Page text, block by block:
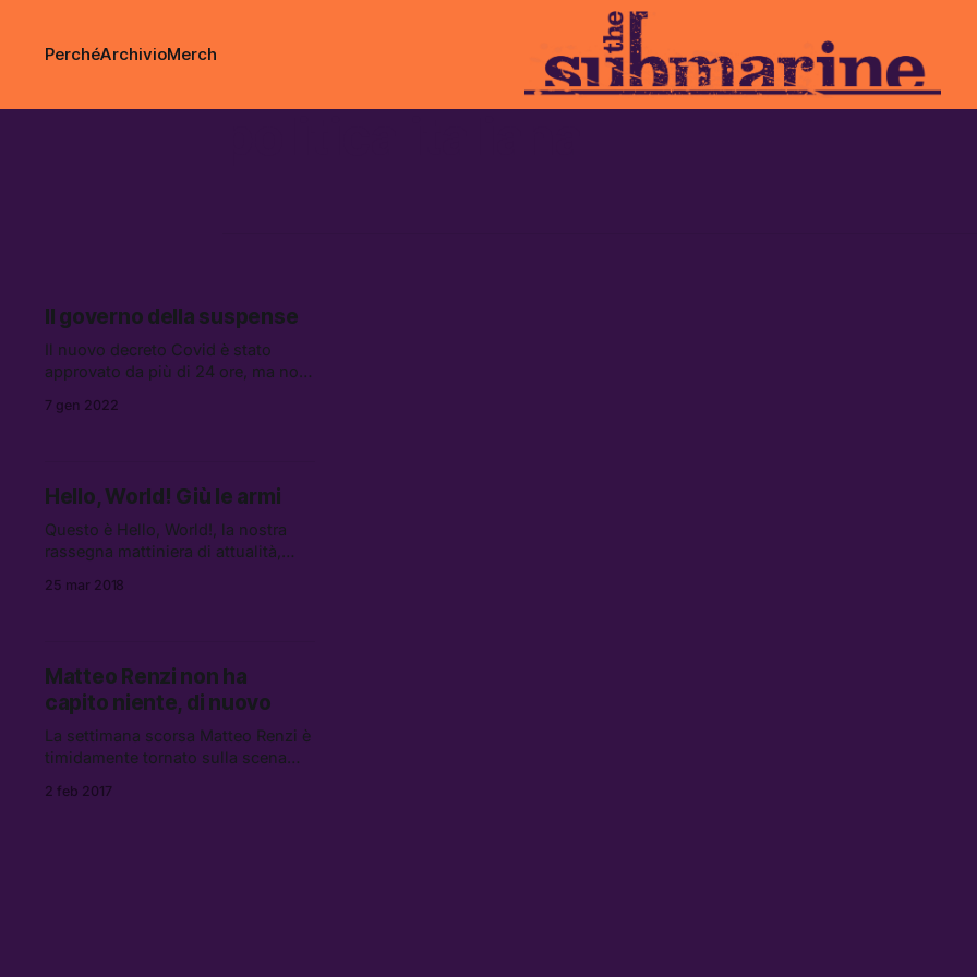
PerchéArchivioMerch
Il governo della suspense
Il nuovo decreto Covid è stato
approvato da più di 24 ore, ma non
procede tra l’altezzosità di Draghi,
presidente della Repubblica
7 gen 2022
Hello, World! Giù le armi
Questo è Hello, World!, la nostra
rassegna mattiniera di attualità,
un pugno di link da leggere, vedere
25 mar 2018
Matteo Renzi non ha
capito niente, di nuovo
La settimana scorsa Matteo Renzi è
timidamente tornato sulla scena
su Medium.
2 feb 2017